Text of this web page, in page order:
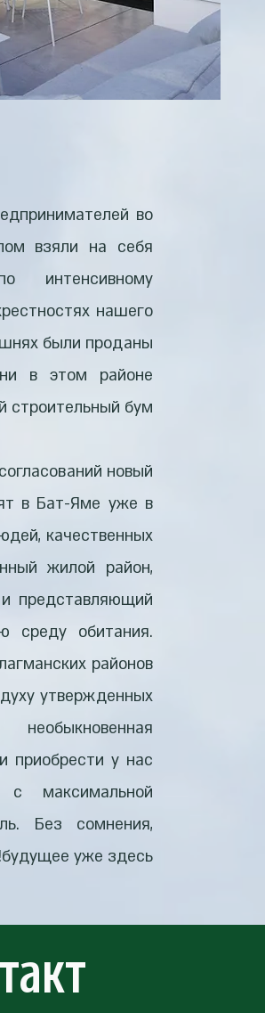
во
взяли на себя
интенсивному
нашего
были проданы
в этом районе
бум.
новый
в Бат-Яме уже в
качественных
жилой район,
представляющий
среду обитания.
районов
утвержденных
приобрести у нас
максимальной
Без сомнения,
будущее уже здесь!